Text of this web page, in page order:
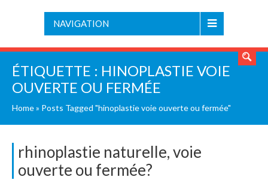
NAVIGATION
ÉTIQUETTE : HINOPLASTIE VOIE
OUVERTE OU FERMÉE
Home» Posts Tagged "hinoplastie voie ouverte ou fermée"
rhinoplastie naturelle, voie
ouverte ou fermée?